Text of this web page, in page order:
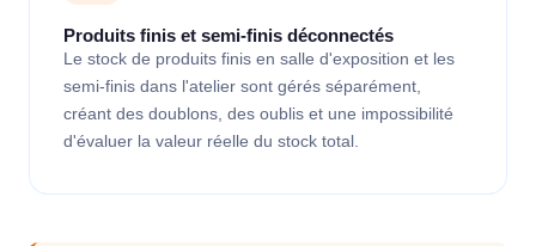
Produits finis et semi-finis déconnectés
Le stock de produits finis en salle d'exposition et les
semi-finis dans l'atelier sont gérés séparément,
créant des doublons, des oublis et une impossibilité
d'évaluer la valeur réelle du stock total.